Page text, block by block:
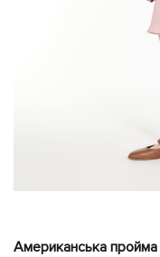
Американська пройма